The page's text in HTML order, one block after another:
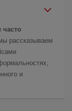
часто
рассказываем
и